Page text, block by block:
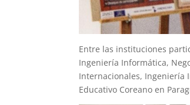
Entre las instituciones
Ingeniería Informática,
Internacionales, Ingeniería
Educativo Coreano en